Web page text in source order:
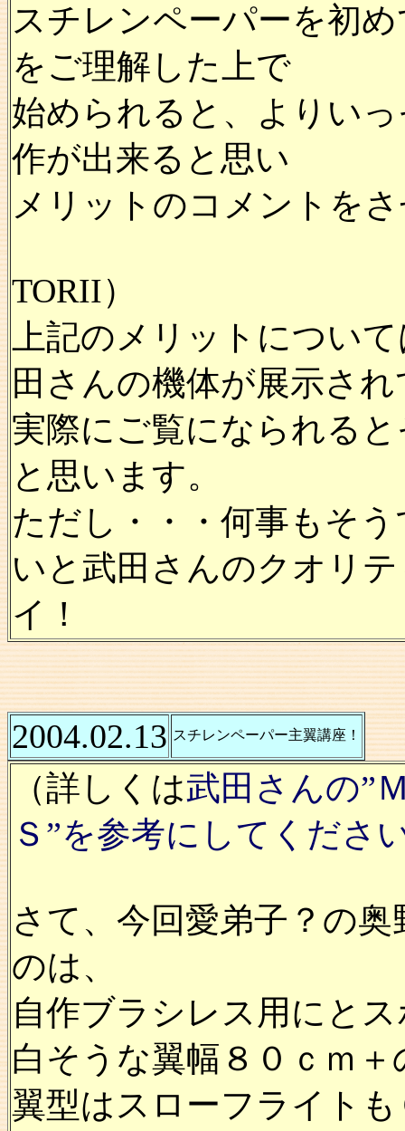
スチレンペーパーを初
をご理解した上で
始められると、よりい
作が出来ると思い
メリットのコメントを
TORII）
上記のメリットについ
田さんの機体が展示さ
実際にご覧になられる
と思います。
ただし・・・何事もそ
いと武田さんのクオリ
イ！
2004.02.13 スチレンペーパー主翼講座！
（詳しくは武田さんの”
Ｓ”を参考にしてくださ
さて、今回愛弟子？の
のは、
自作ブラシレス用にと
白そうな翼幅８０ｃｍ
翼型はスローフライト